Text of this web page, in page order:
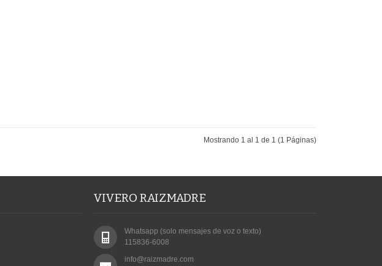
Mostrando 1 al 1 de 1 (1 Páginas)
VIVERO RAIZMADRE
Whatsapp (solo mensajes de voz o texto)
115836-6008
info@raizmadre.com